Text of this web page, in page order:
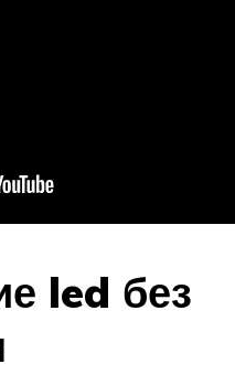
led без